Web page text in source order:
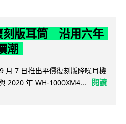
刻版耳筒 沿用六年
潮
月 7 日推出平價復刻版降噪耳機
2020 年 WH-1000XM4...
閱讀